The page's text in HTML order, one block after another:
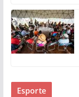
Esporte